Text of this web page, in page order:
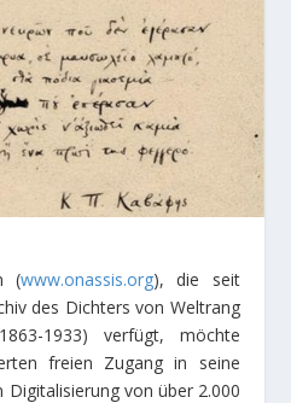
(www.onassis.org), die seit
des Dichters von Weltrang
1933) verfügt, möchte
freien Zugang in seine
von über 2.000